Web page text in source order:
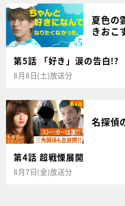
夏色の
きおこ
第5話 「好き」涙の告白!?
8月8日(土)放送分
名探偵
第4話 超戦慄展開
8月7日(金)放送分